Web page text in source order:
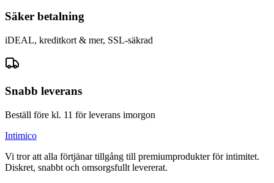
Säker betalning
iDEAL, kreditkort & mer, SSL-säkrad
Snabb leverans
Beställ före kl. 11 för leverans imorgon
Intimico
Vi tror att alla förtjänar tillgång till premiumprodukter för intimitet.
Diskret, snabbt och omsorgsfullt levererat.